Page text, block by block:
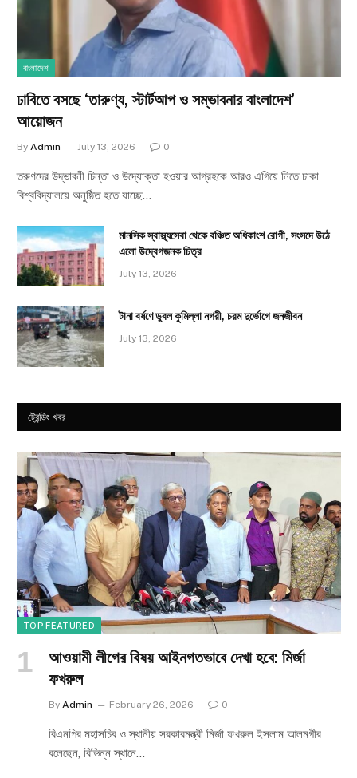
বাংলাদেশ
ঢাবিতে বসছে ‘তারুণ্য, স্টার্টআপ ও সম্ভাবনার বাংলাদেশ’
আয়োজন
By Admin July 13, 2026 0
তরুণদের উদ্ভাবনী চিন্তা ও উদ্যোক্তা হওয়ার আগ্রহকে আরও এগিয়ে নিতে ঢাকা
বিশ্ববিদ্যালয়ে অনুষ্ঠিত হতে যাচ্ছে…
মানসিক স্বাস্থ্যসেবা থেকে বঞ্চিত অধিকাংশ রোগী, সংসদে উঠে
এলো উদ্বেগজনক চিত্র
July 13, 2026
টানা বর্ষণে ডুবল কুমিল্লা নগরী, চরম দুর্ভোগে জনজীবন
July 13, 2026
ট্রেন্ডিং খবর
TOP FEATURED
আওয়ামী লীগের বিষয় আইনগতভাবে দেখা হবে: মির্জা
ফখরুল
By Admin February 26, 2026 0
বিএনপির মহাসচিব ও স্থানীয় সরকারমন্ত্রী মির্জা ফখরুল ইসলাম আলমগীর
বলেছেন, বিভিন্ন স্থানে…